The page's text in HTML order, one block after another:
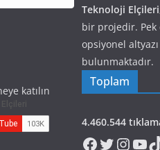
katılın
Teknoloji Elçileri
bir projedir. Pek
opsiyonel
bulunmaktadır.
Toplam
4.460.544
Facebook
Twitter